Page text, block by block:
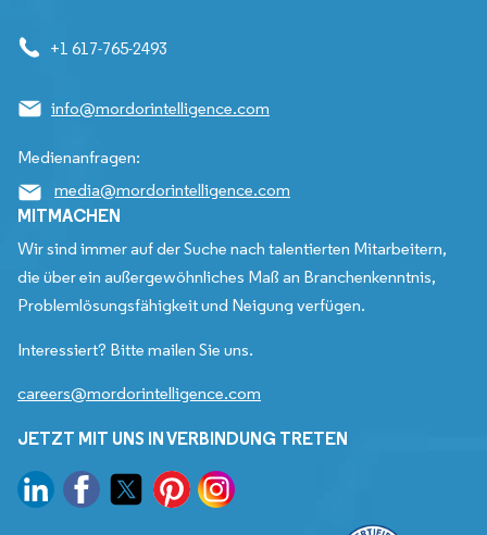
+1 617-765-2493
info@mordorintelligence.com
Medienanfragen:
media@mordorintelligence.com
MITMACHEN
Wir sind immer auf der Suche nach talentierten Mitarbeitern,
die über ein außergewöhnliches Maß an Branchenkenntnis,
Problemlösungsfähigkeit und Neigung verfügen.
Interessiert? Bitte mailen Sie uns.
careers@mordorintelligence.com
JETZT MIT UNS IN VERBINDUNG TRETEN